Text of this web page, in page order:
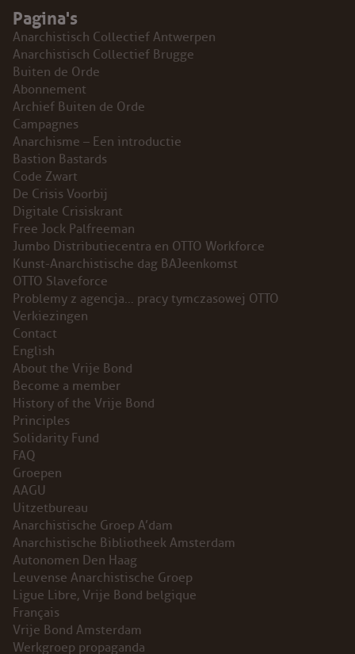
Pagina's
Anarchistisch Collectief Antwerpen
Anarchistisch Collectief Brugge
Buiten de Orde
Abonnement
Archief Buiten de Orde
Campagnes
Anarchisme – Een introductie
Bastion Bastards
Code Zwart
De Crisis Voorbij
Digitale Crisiskrant
Free Jock Palfreeman
Jumbo Distributiecentra en OTTO Workforce
Kunst-Anarchistische dag BAJeenkomst
OTTO Slaveforce
Problemy z agencja… pracy tymczasowej OTTO
Verkiezingen
Contact
English
About the Vrije Bond
Become a member
History of the Vrije Bond
Principles
Solidarity Fund
FAQ
Groepen
AAGU
Uitzetbureau
Anarchistische Groep A’dam
Anarchistische Bibliotheek Amsterdam
Autonomen Den Haag
Leuvense Anarchistische Groep
Ligue Libre, Vrije Bond belgique
Français
Vrije Bond Amsterdam
Werkgroep propaganda